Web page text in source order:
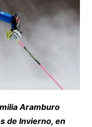
Aramburo
de Invierno, en